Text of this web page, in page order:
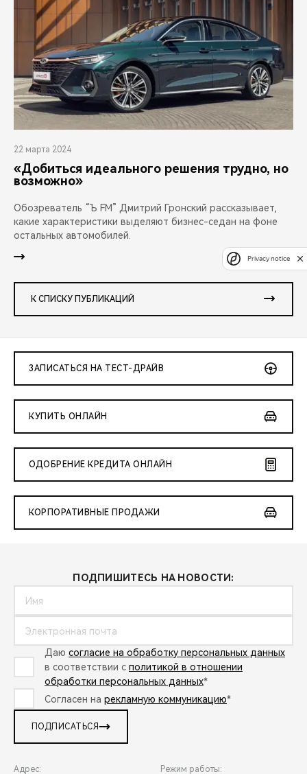
22 марта 2024
«Добиться идеального решения трудно, но
возможно»
Обозреватель “Ъ FM” Дмитрий Гронский рассказывает,
какие характеристики выделяют бизнес-седан на фоне
остальных автомобилей.
К СПИСКУ ПУБЛИКАЦИЙ
ЗАПИСАТЬСЯ НА ТЕСТ-ДРАЙВ
КУПИТЬ ОНЛАЙН
ОДОБРЕНИЕ КРЕДИТА ОНЛАЙН
КОРПОРАТИВНЫЕ ПРОДАЖИ
ПОДПИШИТЕСЬ НА НОВОСТИ:
Даю согласие на обработку персональных данных
в соответствии с политикой в отношении
обработки персональных данных*
Согласен на рекламную коммуникацию*
ПОДПИСАТЬСЯ
Адрес: Режим работы:
Privacy notice